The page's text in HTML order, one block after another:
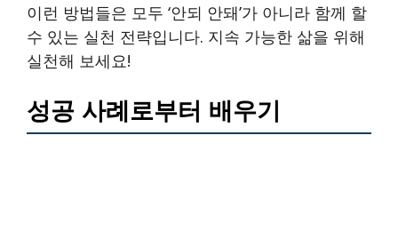
이런 방법들은 모두 ‘안되 안돼’가 아니라 함께 할
수 있는 실천 전략입니다. 지속 가능한 삶을 위해
실천해 보세요!
성공 사례로부터 배우기